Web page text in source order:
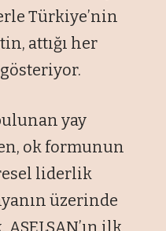
Türkiye’nin
attığı her
gösteriyor.
yay
ok formunun
liderlik
üzerinde
ilk